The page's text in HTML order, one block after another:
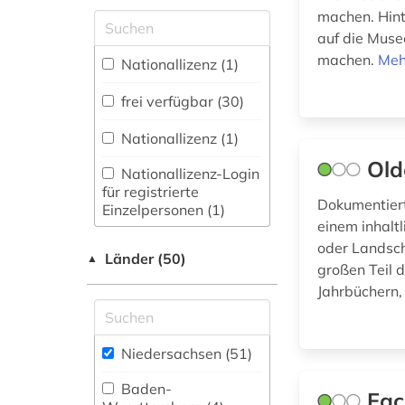
Medizin (1)
Militärwissenschaft
(0)
Musikwissenschaft
(0)
Nanotechnologie (0)
Natur- und
Umweltschutz (0)
Normen (0)
Patente (0)
forstwissenschaft (1)
fotografie (1)
gebrauchsgegenstand
geisteswissenschaften
(1)
gemeinsamer
gemälde (1)
geschichte (14)
geschichte 1621-
Zugriff vor Ort
Nationallizenz (1)
frei verfügbar (30)
Nationallizenz (1)
Nationallizenz-Login
für registrierte
Einzelpersonen (1)
▲ Länder (50)
Niedersachsen (51)
Baden-
machen.
auf die
machen.
einem
oder
großen Teil